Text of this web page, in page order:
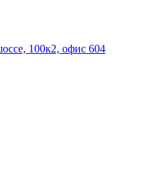
100к2, офис 604